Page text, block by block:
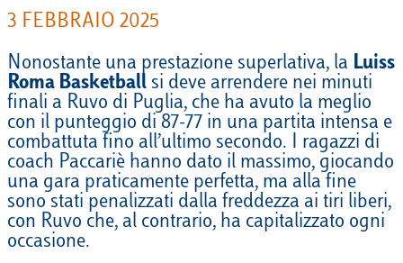
3 FEBBRAIO 2025
Nonostante una prestazione superlativa, la Luiss
Roma Basketball si deve arrendere nei minuti
finali a Ruvo di Puglia, che ha avuto la meglio
con il punteggio di 87-77 in una partita intensa e
combattuta fino all’ultimo secondo. I ragazzi di
coach Paccariè hanno dato il massimo, giocando
una gara praticamente perfetta, ma alla fine
sono stati penalizzati dalla freddezza ai tiri liberi,
con Ruvo che, al contrario, ha capitalizzato ogni
occasione.